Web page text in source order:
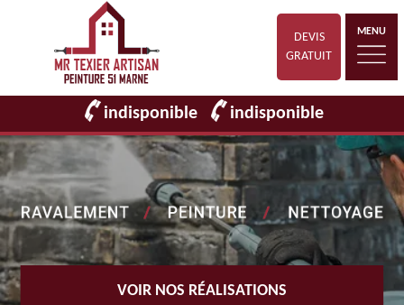
DEVIS
GRATUIT
MENU
indisponible indisponible
VOIR NOS RÉALISATIONS